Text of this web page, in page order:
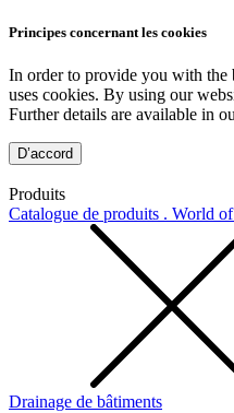
Principes concernant les cookies
In order to provide you with the
uses cookies. By using our
Further details are available in
D’accord
Produits
Catalogue de produits . World
Drainage de bâtiments